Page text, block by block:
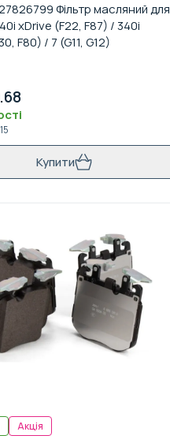
Фільтр масляний для
xDrive (F22, F87) / 340i
F80) / 7 (G11, G12)
Купити
Акція